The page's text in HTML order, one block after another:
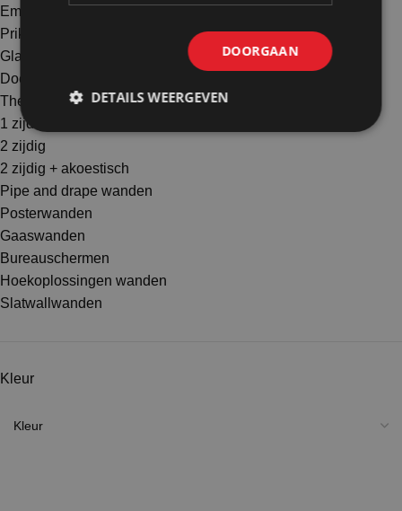
Emaille whiteboardwanden
Prikbordwanden
Glaswanden
Doekenwanden
Themawanden - schaduw/silhouettedoeken
1 zijdig
2 zijdig
2 zijdig + akoestisch
Pipe and drape wanden
Posterwanden
Gaaswanden
Bureauschermen
Hoekoplossingen wanden
Slatwallwanden
Kleur
DOORGAAN
DETAILS WEERGEVEN